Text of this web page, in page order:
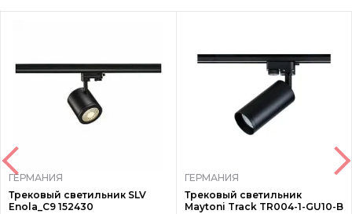
ГЕРМАНИЯ
Трековый светильник SLV
Enola_C9 152430
ГЕРМАНИЯ
Трековый светильник
Maytoni Track TR004-1-GU10-B